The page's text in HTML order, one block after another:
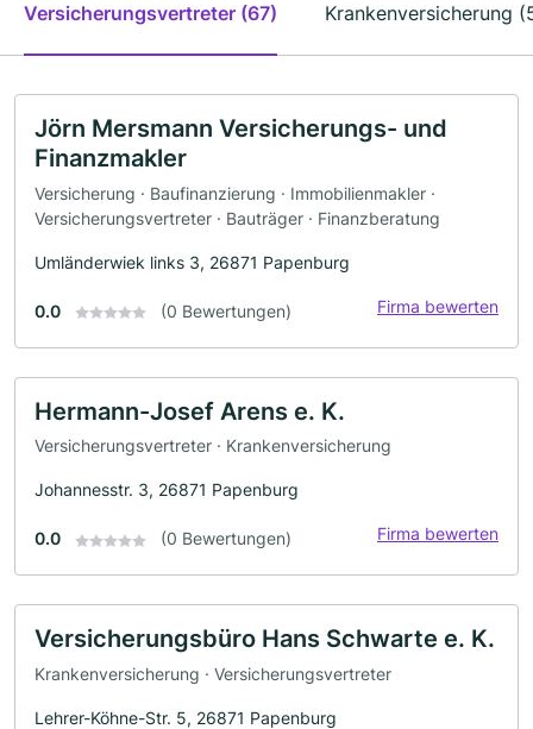
Versicherungsvertreter (67) Krankenversicherung
Jörn Mersmann Versicherungs- und
Finanzmakler
Versicherung · Baufinanzierung · Immobilienmakler ·
Versicherungsvertreter · Bauträger · Finanzberatung
Umländerwiek links 3, 26871 Papenburg
0.0 (0 Bewertungen) Firma bewerten
Hermann-Josef Arens e. K.
Versicherungsvertreter · Krankenversicherung
Johannesstr. 3, 26871 Papenburg
0.0 (0 Bewertungen) Firma bewerten
Versicherungsbüro Hans Schwarte e. K.
Krankenversicherung · Versicherungsvertreter
Lehrer-Köhne-Str. 5, 26871 Papenburg